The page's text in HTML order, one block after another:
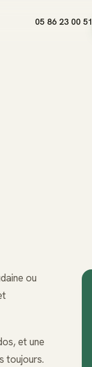
05 86 23 00 51
ou
et une
toujours.